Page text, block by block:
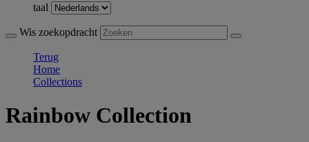
taal
Wis zoekopdracht
Terug
Home
Collections
Rainbow Collection